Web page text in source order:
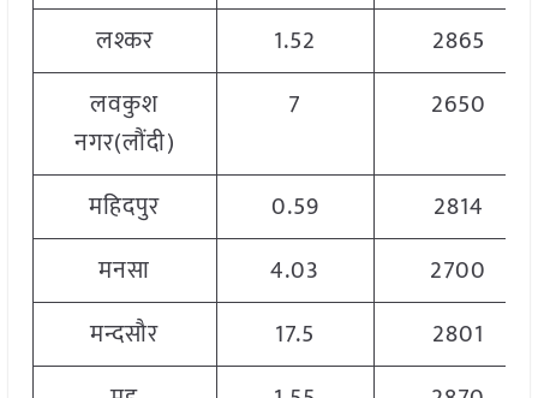
लश्कर
1.52
2865
लवकुश
नगर(लौंदी)
7 2650
महिदपुर 0.59
2814
मनसा
4.03
2700
मन्दसौर
17.5
2801